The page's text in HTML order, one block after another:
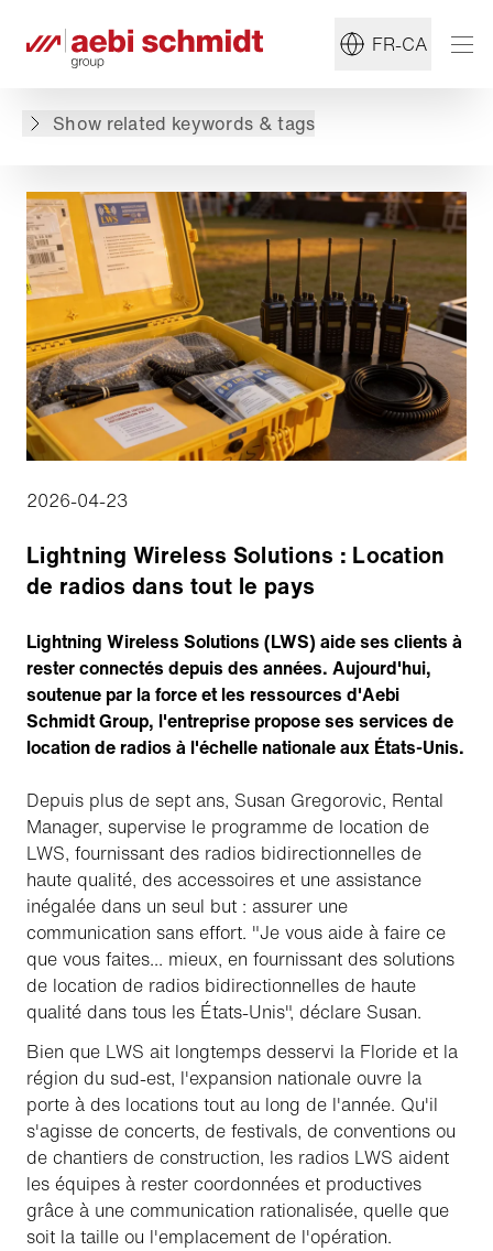
FR-CA
Show related keywords & tags
#Solutions
2026-04-23
Lightning Wireless Solutions : Location
de radios dans tout le pays
Lightning Wireless Solutions (LWS) aide ses clients à
rester connectés depuis des années. Aujourd'hui,
soutenue par la force et les ressources d'Aebi
Schmidt Group, l'entreprise propose ses services de
location de radios à l'échelle nationale aux États-Unis.
Depuis plus de sept ans, Susan Gregorovic, Rental
Manager, supervise le programme de location de
LWS, fournissant des radios bidirectionnelles de
haute qualité, des accessoires et une assistance
inégalée dans un seul but : assurer une
communication sans effort. "Je vous aide à faire ce
que vous faites... mieux, en fournissant des solutions
de location de radios bidirectionnelles de haute
qualité dans tous les États-Unis", déclare Susan.
Bien que LWS ait longtemps desservi la Floride et la
région du sud-est, l'expansion nationale ouvre la
porte à des locations tout au long de l'année. Qu'il
s'agisse de concerts, de festivals, de conventions ou
de chantiers de construction, les radios LWS aident
les équipes à rester coordonnées et productives
grâce à une communication rationalisée, quelle que
soit la taille ou l'emplacement de l'opération.